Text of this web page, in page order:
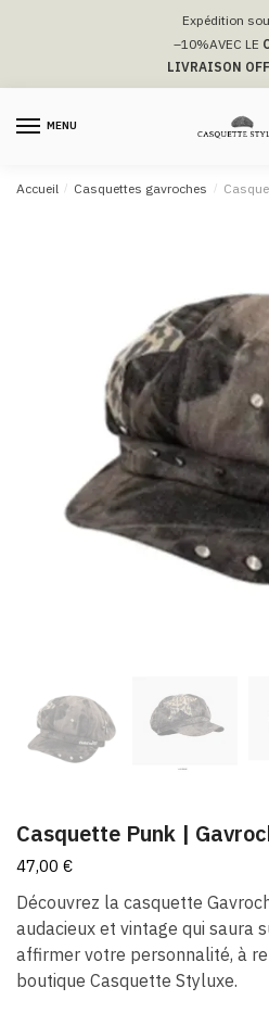
navigation
Expédition
–10%AVEC LE
LIVRAISON
MENU
Accueil / Casquettes gavroches /
Casquette Punk |
47,00 €
Découvrez la casquette
audacieux et vintage qui saura
affirmer votre personnalité, à
boutique Casquette Styluxe.